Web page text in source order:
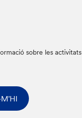
sobre les activitats
M'HI